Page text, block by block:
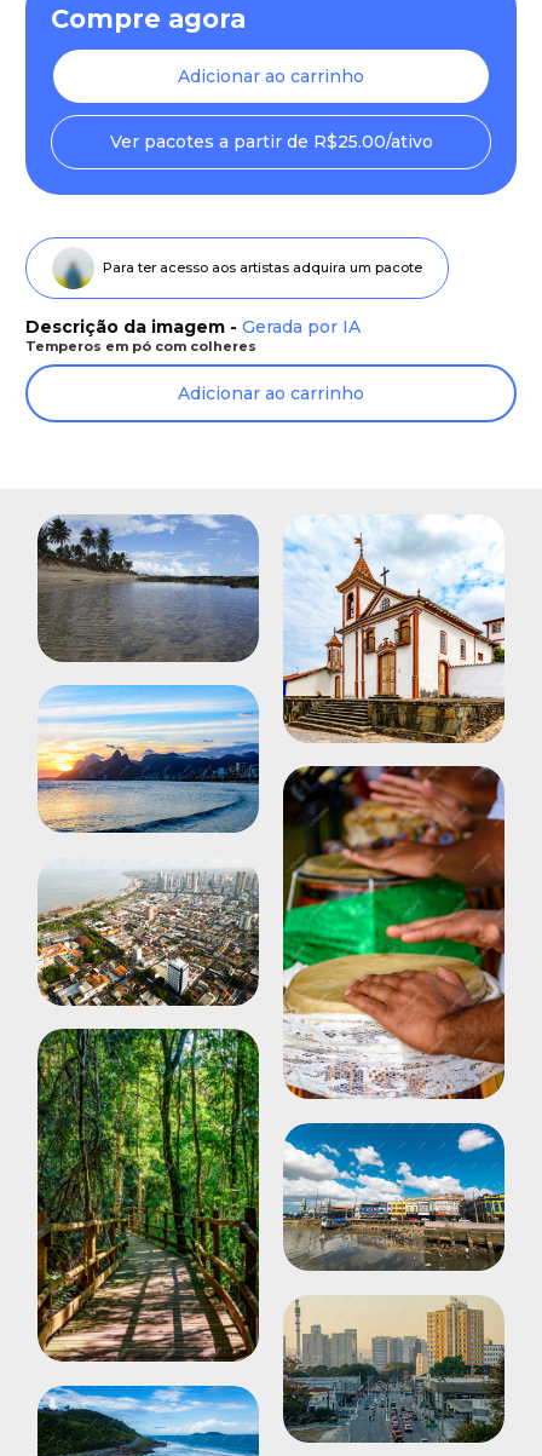
Compre agora
Adicionar ao carrinho
Ver pacotes a partir de R$25.00/ativo
Para ter acesso aos artistas adquira um pacote
Descrição da imagem - Gerada por IA
Temperos em pó com colheres
Adicionar ao carrinho